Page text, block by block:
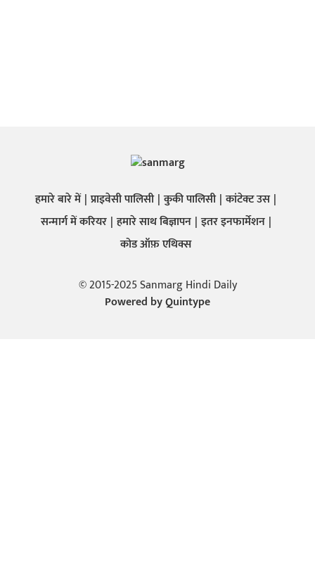
हमारे बारे में प्राइवेसी पालिसी कुकी पालिसी कांटेक्ट उस
सन्मार्ग में करियर हमारे साथ बिज्ञापन इतर इनफार्मेशन
कोड ऑफ़ एथिक्स
© 2015-2025 Sanmarg Hindi Daily
Powered byQuintype